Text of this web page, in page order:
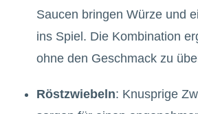
Saucen bringen Würze und
ins Spiel. Die Kombination
ohne den Geschmack zu
Röstzwiebeln: Knusprige